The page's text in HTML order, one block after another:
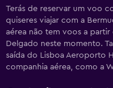
Terás de reservar um voo
quiseres viajar com a
aérea não tem voos a
Delgado neste momento.
saída do Lisboa Aeroporto
companhia aérea, como a